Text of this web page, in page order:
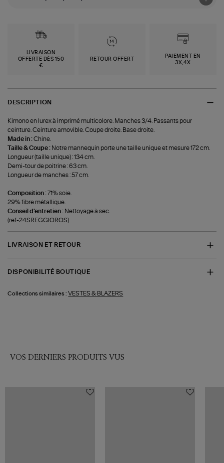
LIVRAISON
OFFERTE DÈS 150
€
RETOUR OFFERT
PAIEMENT EN
3X,4X
DESCRIPTION
Kimono en lurex à imprimé multicolore. Manches 3/4. Passants pour
ceinture. Ceinture amovible. Coupe droite. Base droite.
Made in :Chine.
Taille & Coupe : Notre mannequin porte une taille unique et mesure 172 cm.
Longueur (taille unique) : 134 cm.
Demi-tour de poitrine : 63 cm.
Longueur de manches : 57 cm.
Composition :71% soie.
29% fibre métallique.
Conseil d'entretien : Nettoyage à sec.
(ref-24SREGGIOROS)
LIVRAISON ET RETOUR
DISPONIBILITÉ BOUTIQUE
Collections similaires : VESTES & BLAZERS
VOS DERNIERS PRODUITS VUS